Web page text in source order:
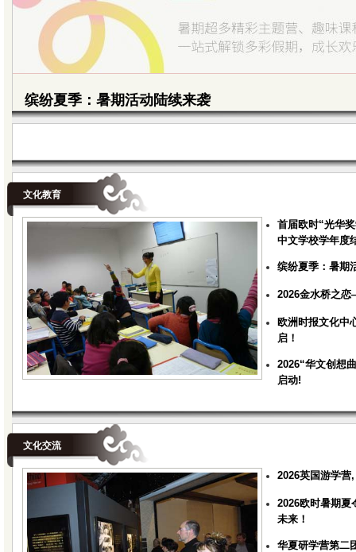
缤纷夏季：暑期活动陆续来袭
文化教育
首届欧时“光华
中文学校学年度
缤纷夏季：暑期
2026金水桥之
欧洲时报文化中
启！
2026“华文创想
启动!
文化交流
2026英国游学营
2026欧时暑期夏
未来！
华夏研学营第二